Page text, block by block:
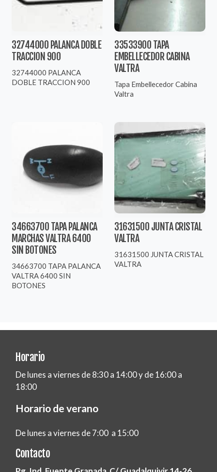
32744000 PALANCA DOBLE
TRACCION 900
32744000 PALANCA
DOBLE TRACCION 900
33533900 TAPA
EMBELLECEDOR CABINA
VALTRA
Tapa Embellecedor Cabina
Valtra
34663700 TAPA PALANCA
MARCHAS VALTRA 6400
SIN BOTONES
34663700 TAPA PALANCA
VALTRA 6400 SIN
BOTONES
31631500 JUNTA CRISTAL
VALTRA
31631500 JUNTA CRISTAL
VALTRA
Horario
De lunes a viernes de 8:30 a 14:00 y de 16:00 a
18:00
Horario de verano
De lunes a viernes de 7:00 a 15:00
Contacto